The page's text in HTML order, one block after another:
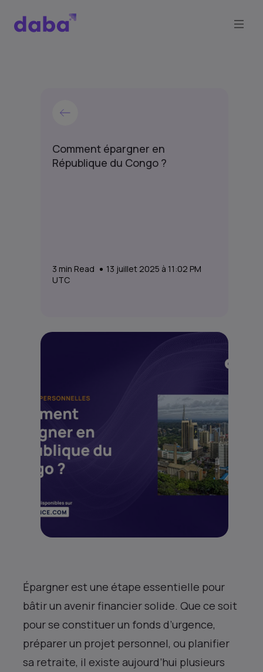
Comment épargner en
République du Congo ?
3 min Read
13 juillet 2025 à 11:02 PM
UTC
Épargner est une étape essentielle pour
bâtir un avenir financier solide. Que ce soit
pour se constituer un fonds d’urgence,
préparer un projet personnel, ou planifier
sa retraite, il existe aujourd’hui plusieurs